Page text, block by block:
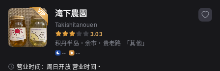
滝下農園
Takishitanouen
3.03
积丹半岛・余市・贵老路 「其他」
--
--
营业时间： 周日开放 营业时间・